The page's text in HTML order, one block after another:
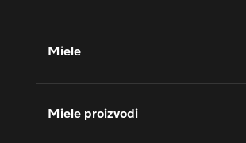
Miele
Miele proizvodi